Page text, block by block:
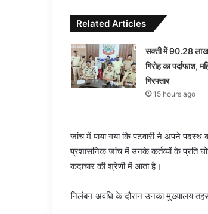
Related Articles
सक्ती में 90.28 लाख
गिरोह का पर्दाफाश,
गिरफ्तार
15 hours ago
जांच में पाया गया कि पटवारी ने अपने
प्रशासनिक जांच में उनके कर्तव्यों के प्रति
कदाचार की श्रेणी में आता है।
निलंबन अवधि के दौरान उनका मुख्यालय